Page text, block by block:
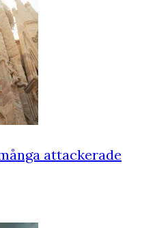
attackerade